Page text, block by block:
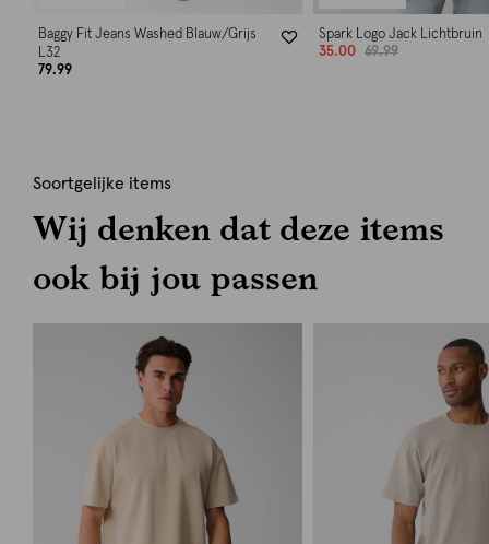
Baggy Fit Jeans Washed Blauw/Grijs
L32
79.99
Spark Logo Jack Lichtbruin
35.00
69.99
Soortgelijke items
Wij denken dat deze items
ook bij jou passen